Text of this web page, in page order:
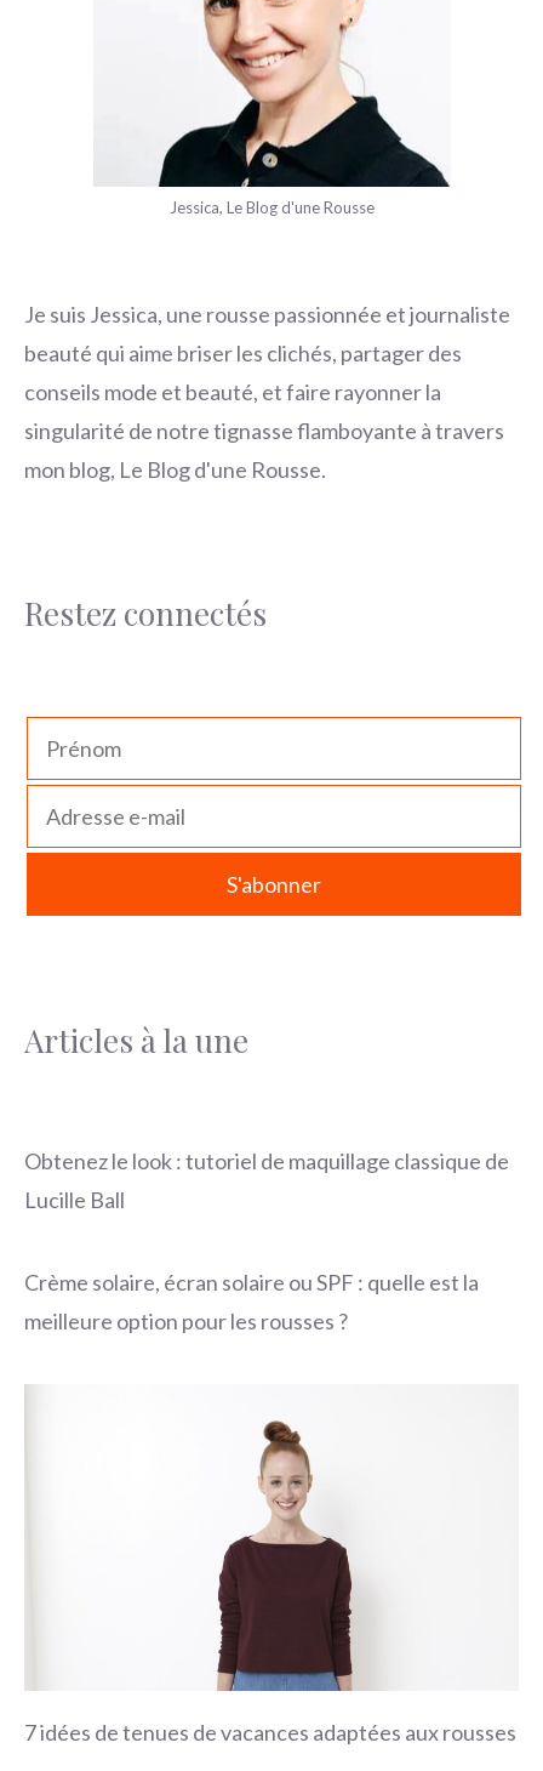
Jessica, Le Blog d'une Rousse
Je suis Jessica, une rousse passionnée et journaliste
beauté qui aime briser les clichés, partager des
conseils mode et beauté, et faire rayonner la
singularité de notre tignasse flamboyante à travers
mon blog, Le Blog d'une Rousse.
Restez connectés
Articles à la une
Obtenez le look : tutoriel de maquillage classique de
Lucille Ball
Crème solaire, écran solaire ou SPF : quelle est la
meilleure option pour les rousses ?
7 idées de tenues de vacances adaptées aux rousses